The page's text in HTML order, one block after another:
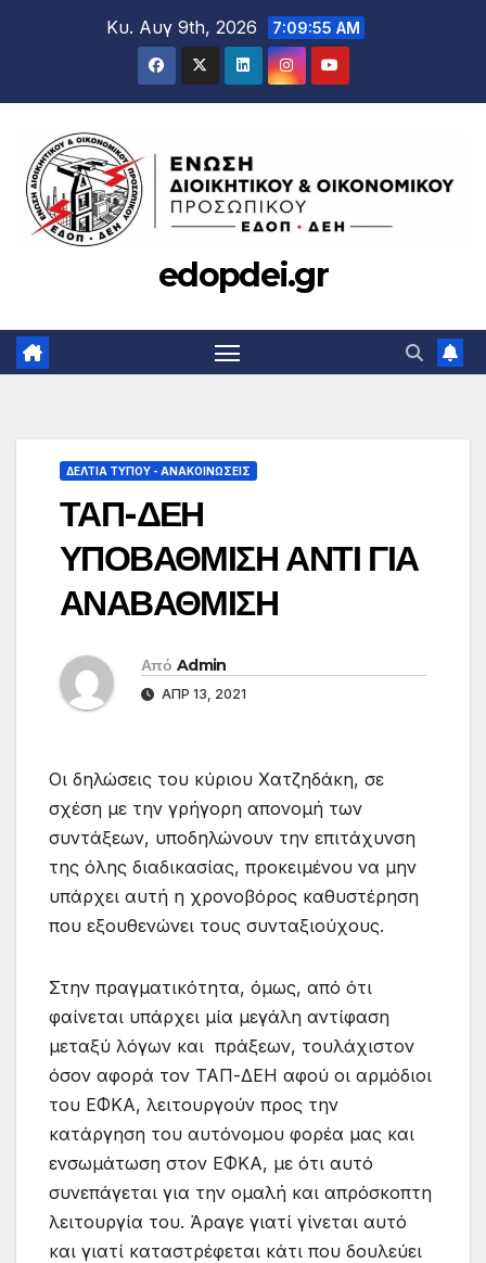
Κυ. Αυγ 9th, 2026 7:09:56 AM
edopdei.gr
ΔΕΛΤΊΑ ΤΎΠΟΥ - ΑΝΑΚΟΙΝΏΣΕΙΣ
ΤΑΠ-ΔΕΗ
ΥΠΟΒΑΘΜΙΣΗ ΑΝΤΙ ΓΙΑ
ΑΝΑΒΑΘΜΙΣΗ
Από Admin
ΑΠΡ 13, 2021
Οι δηλώσεις του κύριου Χατζηδάκη, σε
σχέση με την γρήγορη απονομή των
συντάξεων, υποδηλώνουν την επιτάχυνση
της όλης διαδικασίας, προκειμένου να μην
υπάρχει αυτή η χρονοβόρος καθυστέρηση
που εξουθενώνει τους συνταξιούχους.
Στην πραγματικότητα, όμως, από ότι
φαίνεται υπάρχει μία μεγάλη αντίφαση
μεταξύ λόγων και πράξεων, τουλάχιστον
όσον αφορά τον ΤΑΠ-ΔΕΗ αφού οι αρμόδιοι
του ΕΦΚΑ, λειτουργούν προς την
κατάργηση του αυτόνομου φορέα μας και
ενσωμάτωση στον ΕΦΚΑ, με ότι αυτό
συνεπάγεται για την ομαλή και απρόσκοπτη
λειτουργία του. Άραγε γιατί γίνεται αυτό
και γιατί καταστρέφεται κάτι που δουλεύει